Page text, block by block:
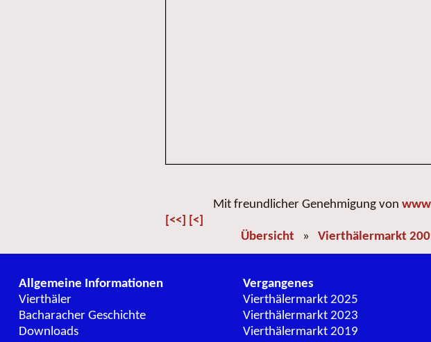
Mit freundlicher Genehmigung von
[<<] [<]
Übersicht » Vierthälermarkt
Allgemeine Informationen
Vierthäler
Bacharacher Geschichte
Downloads
Vergangenes
Vierthälermarkt 2025
Vierthälermarkt 2023
Vierthälermarkt 2019